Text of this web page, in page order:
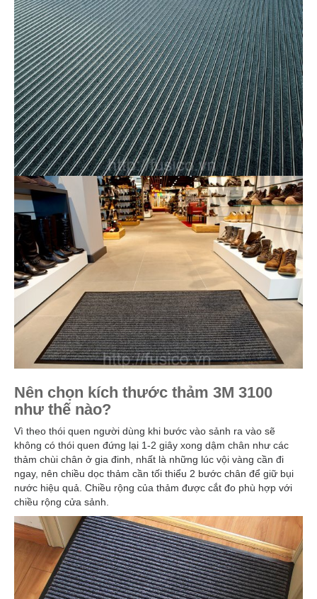
Nên chọn kích thước thảm 3M 3100
như thế nào?
Vì theo thói quen người dùng khi bước vào sảnh ra vào sẽ
không có thói quen đứng lại 1-2 giây xong dậm chân như các
thảm chùi chân ở gia đinh, nhất là những lúc vội vàng cần đi
ngay, nên chiều dọc thảm cần tối thiểu 2 bước chân để giữ bụi
nước hiệu quả. Chiều rộng của thảm được cắt đo phù hợp với
chiều rộng cửa sảnh.